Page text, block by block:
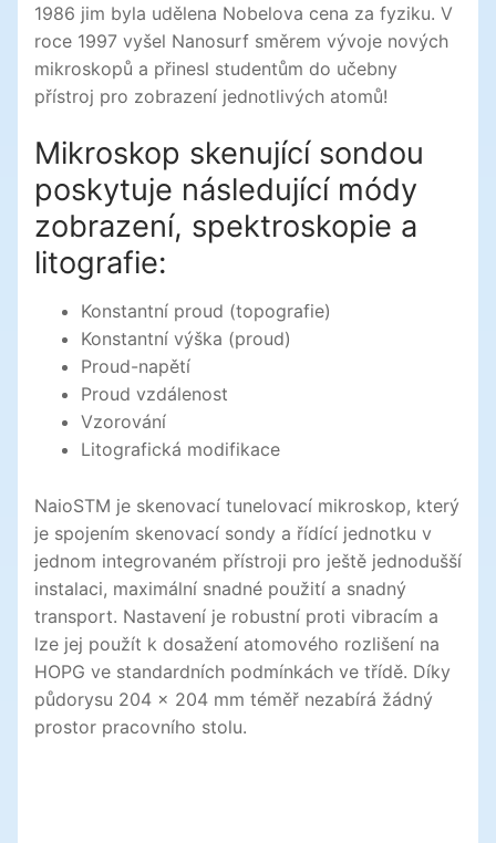
1986 jim byla udělena Nobelova cena za fyziku. V
roce 1997 vyšel Nanosurf směrem vývoje nových
mikroskopů a přinesl studentům do učebny
přístroj pro zobrazení jednotlivých atomů!
Mikroskop skenující sondou
poskytuje následující módy
zobrazení, spektroskopie a
litografie:
Konstantní proud (topografie)
Konstantní výška (proud)
Proud-napětí
Proud vzdálenost
Vzorování
Litografická modifikace
NaioSTM je skenovací tunelovací mikroskop, který
je spojením skenovací sondy a řídící jednotku v
jednom integrovaném přístroji pro ještě jednodušší
instalaci, maximální snadné použití a snadný
transport. Nastavení je robustní proti vibracím a
lze jej použít k dosažení atomového rozlišení na
HOPG ve standardních podmínkách ve třídě. Díky
půdorysu 204 × 204 mm téměř nezabírá žádný
prostor pracovního stolu.